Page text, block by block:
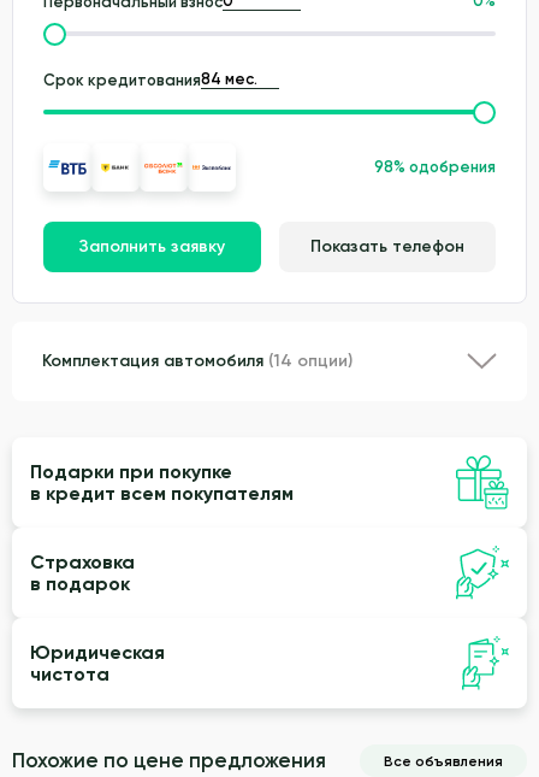
Срок кредитования
98% одобрения
Заполнить заявку Показать телефон
Комплектация автомобиля (14 опции)
Подарки при покупке
в кредит всем покупателям
Страховка
в подарок
Юридическая
чистота
Похожие по цене предложения Все объявления